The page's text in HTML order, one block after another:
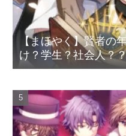
【まほやく】賢者の
け？学生？社会人？？